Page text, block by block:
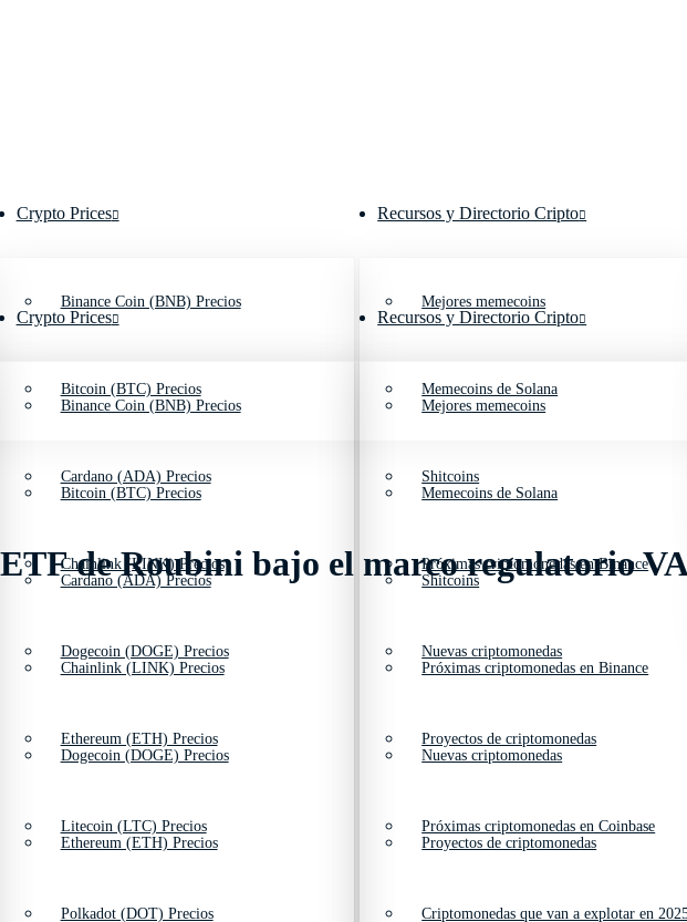
Crypto Prices
Binance Coin (BNB) Precios
Bitcoin (BTC) Precios
Cardano (ADA) Precios
Chainlink (LINK) Precios
Dogecoin (DOGE) Precios
Ethereum (ETH) Precios
Litecoin (LTC) Precios
Polkadot (DOT) Precios
Recursos y Directorio Cripto
Mejores memecoins
Memecoins de Solana
Shitcoins
Próximas criptomonedas en Binance
Nuevas criptomonedas
Proyectos de criptomonedas
Próximas criptomonedas en Coinbase
Criptomonedas que van a explotar en
Crypto Prices
Binance Coin (BNB) Precios
Bitcoin (BTC) Precios
Cardano (ADA) Precios
Chainlink (LINK) Precios
Dogecoin (DOGE) Precios
Ethereum (ETH) Precios
Recursos y Directorio Cripto
Mejores memecoins
Memecoins de Solana
Shitcoins
Próximas criptomonedas en Binance
Nuevas criptomonedas
Proyectos de criptomonedas
de Roubini bajo el marco regulatorio